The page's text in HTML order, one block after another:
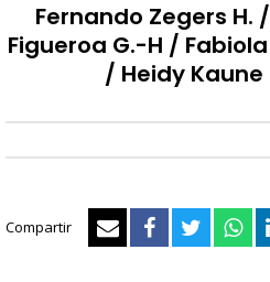
Fernando Zegers H.
Figueroa G.-H /
/ Heidy Kaune
Compartir